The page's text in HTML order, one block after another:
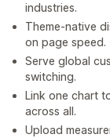
industries.
Theme-native
on page speed.
Serve global
switching.
Link one chart
across all.
Upload